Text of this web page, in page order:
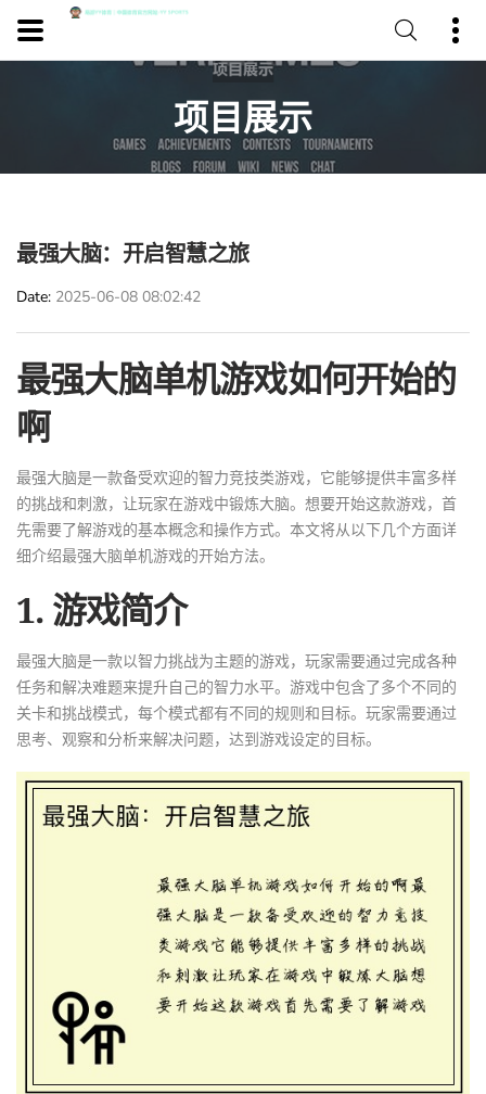
项目展示
最强大脑：开启智慧之旅
Date 2025-06-08 08:02:42
最强大脑单机游戏如何开始的
啊
最强大脑是一款备受欢迎的智力竞技类游戏，它能够提供丰富多样
的挑战和刺激，让玩家在游戏中锻炼大脑。想要开始这款游戏，首
先需要了解游戏的基本概念和操作方式。本文将从以下几个方面详
细介绍最强大脑单机游戏的开始方法。
1. 游戏简介
最强大脑是一款以智力挑战为主题的游戏，玩家需要通过完成各种
任务和解决难题来提升自己的智力水平。游戏中包含了多个不同的
关卡和挑战模式，每个模式都有不同的规则和目标。玩家需要通过
思考、观察和分析来解决问题，达到游戏设定的目标。